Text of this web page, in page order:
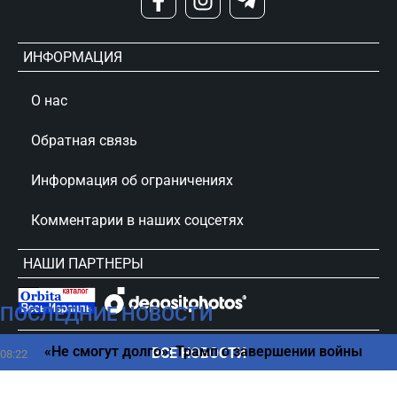
ПОСЛЕДНИЕ НОВОСТИ
08:22 «Не смогут долго»: Трамп о завершении войны
ВСЕ НОВОСТИ
ИНФОРМАЦИЯ
О нас
Обратная связь
Информация об ограничениях
Комментарии в наших соцсетях
НАШИ ПАРТНЕРЫ
сursorinfo.co.il © Все права защищены